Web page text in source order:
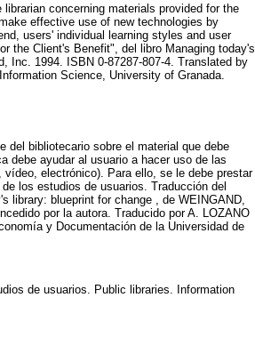
concerning materials provided for the
effective use of new technologies by
users' individual learning styles and user
the Client's Benefit", del libro Managing today's
Inc. 1994. ISBN 0-87287-807-4. Translated by
Science, University of Granada.
del bibliotecario sobre el material que debe
debe ayudar al usuario a hacer uso de las
electrónico). Para ello, se le debe prestar
los estudios de usuarios. Traducción del
library: blueprint for change , de WEINGAND,
por la autora. Traducido por A. LOZANO
y Documentación de la Universidad de
de usuarios. Public libraries. Information